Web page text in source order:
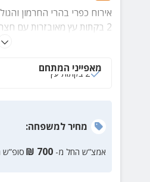
אירוח כפרי בהרי החרמון
2 בקתות עץ מאובזרות עם
אטרקציות לכל הגילאים ולכל
מאפייני המתחם
2 בקתות עץ
מחירלמשפחה:
אמצ”ש החל מ- 700
₪